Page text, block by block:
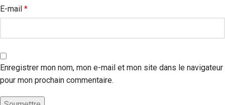
E-mail *
Enregistrer mon nom, mon e-mail et mon site dans le navigateur
pour mon prochain commentaire.